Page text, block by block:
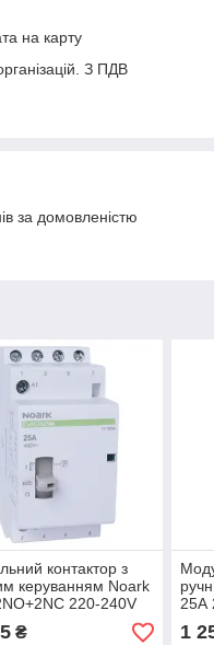
на карту
З ПДВ
за домовленістю
контактор з
керуванням Noark
220-240V
111634
₴
25А
1